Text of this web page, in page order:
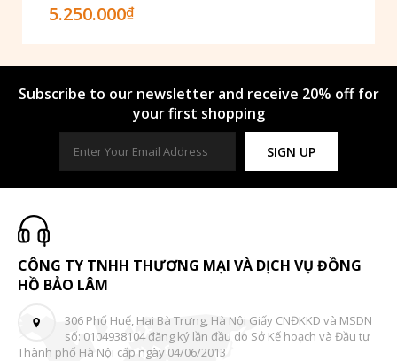
5.250.000₫
Subscribe to our newsletter and receive 20% off for
your first shopping
SIGN UP
CÔNG TY TNHH THƯƠNG MẠI VÀ DỊCH VỤ ĐỒNG
HỒ BẢO LÂM
306 Phố Huế, Hai Bà Trưng, Hà Nội Giấy CNĐKKD và MSDN
số: 0104938104 đăng ký lần đầu do Sở Kế hoạch và Đầu tư
Thành phố Hà Nội cấp ngày 04/06/2013